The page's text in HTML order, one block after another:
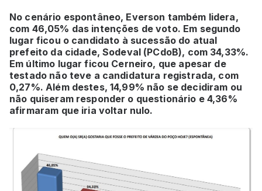
No cenário espontâneo, Everson também lidera,
com 46,05% das intenções de voto. Em segundo
lugar ficou o candidato à sucessão do atual
prefeito da cidade, Sodeval (PCdoB), com 34,33%.
Em último lugar ficou Cerneiro, que apesar de
testado não teve a candidatura registrada, com
0,27%. Além destes, 14,99% não se decidiram ou
não quiseram responder o questionário e 4,36%
afirmaram que iria voltar nulo.